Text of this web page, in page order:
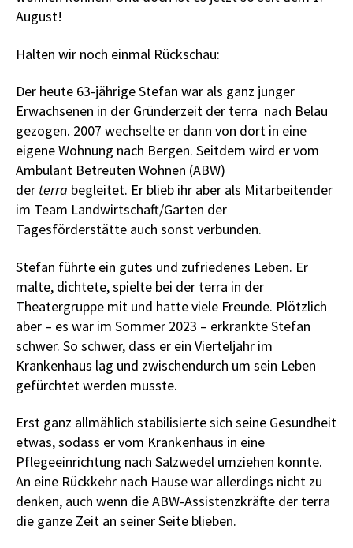
August!
Halten wir noch einmal Rückschau:
Der heute 63-jährige Stefan war als ganz junger
Erwachsenen in der Gründerzeit der terra nach Belau
gezogen. 2007 wechselte er dann von dort in eine
eigene Wohnung nach Bergen. Seitdem wird er vom
Ambulant Betreuten Wohnen (ABW)
der terra begleitet. Er blieb ihr aber als Mitarbeitender
im Team Landwirtschaft/Garten der
Tagesförderstätte auch sonst verbunden.
Stefan führte ein gutes und zufriedenes Leben. Er
malte, dichtete, spielte bei der terra in der
Theatergruppe mit und hatte viele Freunde. Plötzlich
aber – es war im Sommer 2023 – erkrankte Stefan
schwer. So schwer, dass er ein Vierteljahr im
Krankenhaus lag und zwischendurch um sein Leben
gefürchtet werden musste.
Erst ganz allmählich stabilisierte sich seine Gesundheit
etwas, sodass er vom Krankenhaus in eine
Pflegeeinrichtung nach Salzwedel umziehen konnte.
An eine Rückkehr nach Hause war allerdings nicht zu
denken, auch wenn die ABW-Assistenzkräfte der terra
die ganze Zeit an seiner Seite blieben.